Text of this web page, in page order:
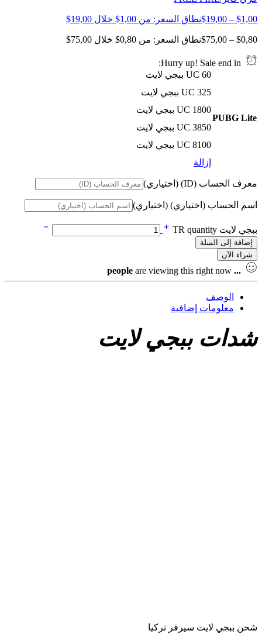
$1,00
–
$19,00 نطاق السعر: من ⁦$1,00⁩ خلال ⁦$19,00⁩
$0,80
–
$75,00 نطاق السعر: من ⁦$0,80⁩ خلال ⁦$75,00⁩
PUBG Lite
60 UC ببجي لايت
325 UC ببجي لايت
1800 UC ببجي لايت
3850 UC ببجي لايت
8100 UC ببجي لايت
إزالة
معرف الحساب (ID) (اختياري)
اسم الحساب (اختياري) (اختياري)
ببجي لايت TR quantity
إضافة إلى السلة
شراء الآن
...
people are viewing this right now
الوصف
معلومات إضافية
شدات ببجي لايت
شحن ببجي لايت سيرفر تركيا